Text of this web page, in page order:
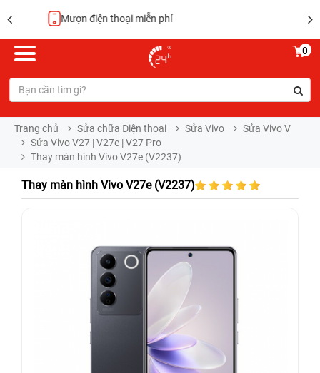
Hoàn tiền 100%
0
Trang chủ Sửa chữa Điện thoại Sửa Vivo
Sửa Vivo V
Sửa Vivo V27 | V27e | V27 Pro
Thay màn hình Vivo V27e (V2237)
Thay màn hình Vivo V27e (V2237)